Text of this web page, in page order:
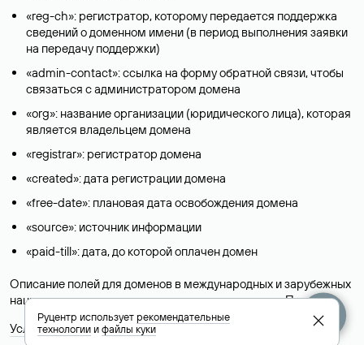
«reg-ch»: регистратор, которому передается поддержка
сведений о доменном имени (в период выполнения заявки
на передачу поддержки)
«admin-contact»: ссылка на форму обратной связи, чтобы
связаться с администратором домена
«org»: название организации (юридического лица), которая
является владельцем домена
«registrar»: регистратор домена
«created»: дата регистрации домена
«free-date»: плановая дата освобождения домена
«source»: источник информации
«paid-till»: дата, до которой оплачен домен
Описание полей для доменов в международных и зарубежных
национальных доменах представлены в разделе «Помощь».
Условия использования Whois-сервиса
Руцентр используетрекомендательные
технологииифайлы куки